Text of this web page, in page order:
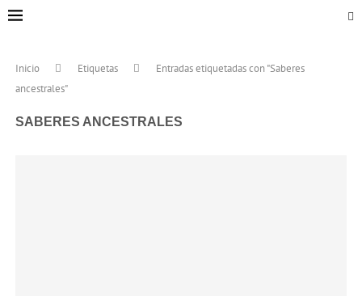
Inicio Etiquetas
Entradas etiquetadas con "Saberes
ancestrales"
SABERES ANCESTRALES